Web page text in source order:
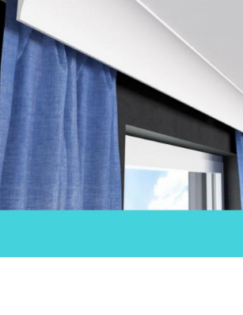
Listwa maskująca karnisz 12
Decor System
59.00zł